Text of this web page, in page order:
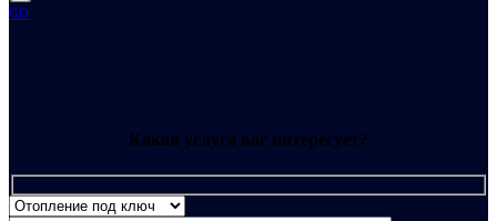
GO
Какая услуга вас интересует?